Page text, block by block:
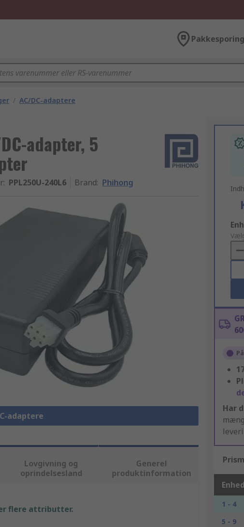
Pakkesporing
/ AC/DC-adaptere
adapter, 5
: PPL250U-240L6 Brand: Phihong
adaptere
Add
to
Har
1 - 4
5 - 9
Lovgivning og
oprindelsesland
Generel
produktinformation
flere attributter.